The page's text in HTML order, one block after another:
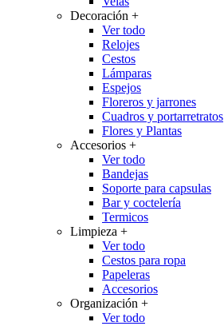
Decoración +
Ver todo
Relojes
Cestos
Lámparas
Espejos
Floreros y jarrones
Cuadros y portarretratos
Flores y Plantas
Accesorios +
Ver todo
Bandejas
Soporte para capsulas
Bar y coctelería
Termicos
Limpieza +
Ver todo
Cestos para ropa
Papeleras
Accesorios
Organización +
Ver todo